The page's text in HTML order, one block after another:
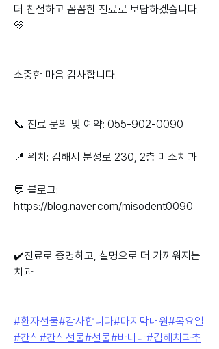
더 친절하고 꼼꼼한 진료로 보답하겠습니다.
💛
소중한 마음 감사합니다.
📞 진료 문의 및 예약: 055-902-0090
📍 위치: 김해시 분성로 230, 2층 미소치과
https://blog.naver.com/misodent0090
✔️진료로 증명하고, 설명으로 더 가까워지는
치과
#환자선물#감사합니다#마지막내원#목요일
#간식#간식선물#선물#바나나#김해치과추